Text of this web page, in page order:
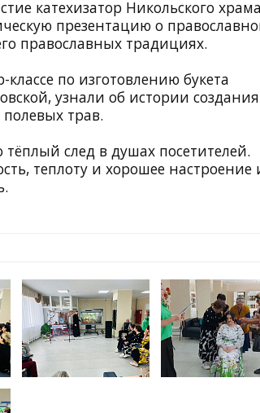
катехизатор Никольского храма
презентацию о
православных традициях.
по изготовлению букета
узнали об истории создания
трав.
след в душах посетителей.
теплоту и хорошее настроение